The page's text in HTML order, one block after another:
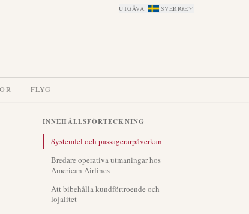
UTGÅVA: SVERIGE
FLYG
INNEHÅLLSFÖRTECKNING
Systemfel och passagerarpåverkan
Bredare operativa utmaningar hos
American Airlines
Att bibehålla kundförtroende och
lojalitet